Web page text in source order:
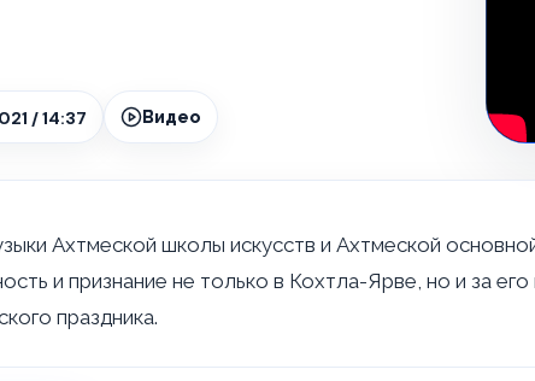
/ 14:37 Видео
Ахтмеской школы искусств и Ахтмеской
и признание не только в Кохтла-Ярве, но и за
праздника.